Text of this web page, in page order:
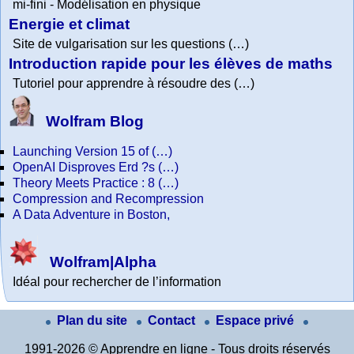
mi-fini - Modélisation en physique
Energie et climat
Site de vulgarisation sur les questions (…)
Introduction rapide pour les élèves de maths
Tutoriel pour apprendre à résoudre des (…)
Wolfram Blog
Launching Version 15 of (…)
OpenAI Disproves Erd ?s (…)
Theory Meets Practice : 8 (…)
Compression and Recompression
A Data Adventure in Boston,
Wolfram|Alpha
Idéal pour rechercher de l’information
Plan du site Contact Espace privé
1991-2026 © Apprendre en ligne - Tous droits réservés